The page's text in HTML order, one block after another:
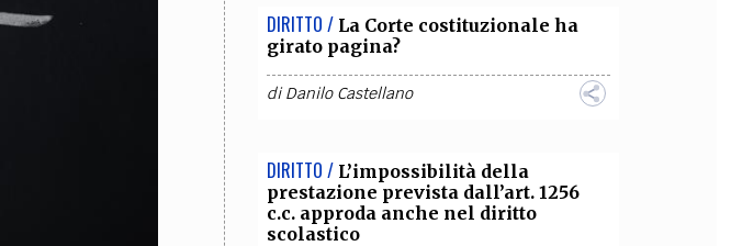
DIRITTO / La Corte costituzionale ha
girato pagina?
diDanilo Castellano
DIRITTO / L’impossibilità della
prestazione prevista dall’art. 1256
c.c. approda anche nel diritto
scolastico